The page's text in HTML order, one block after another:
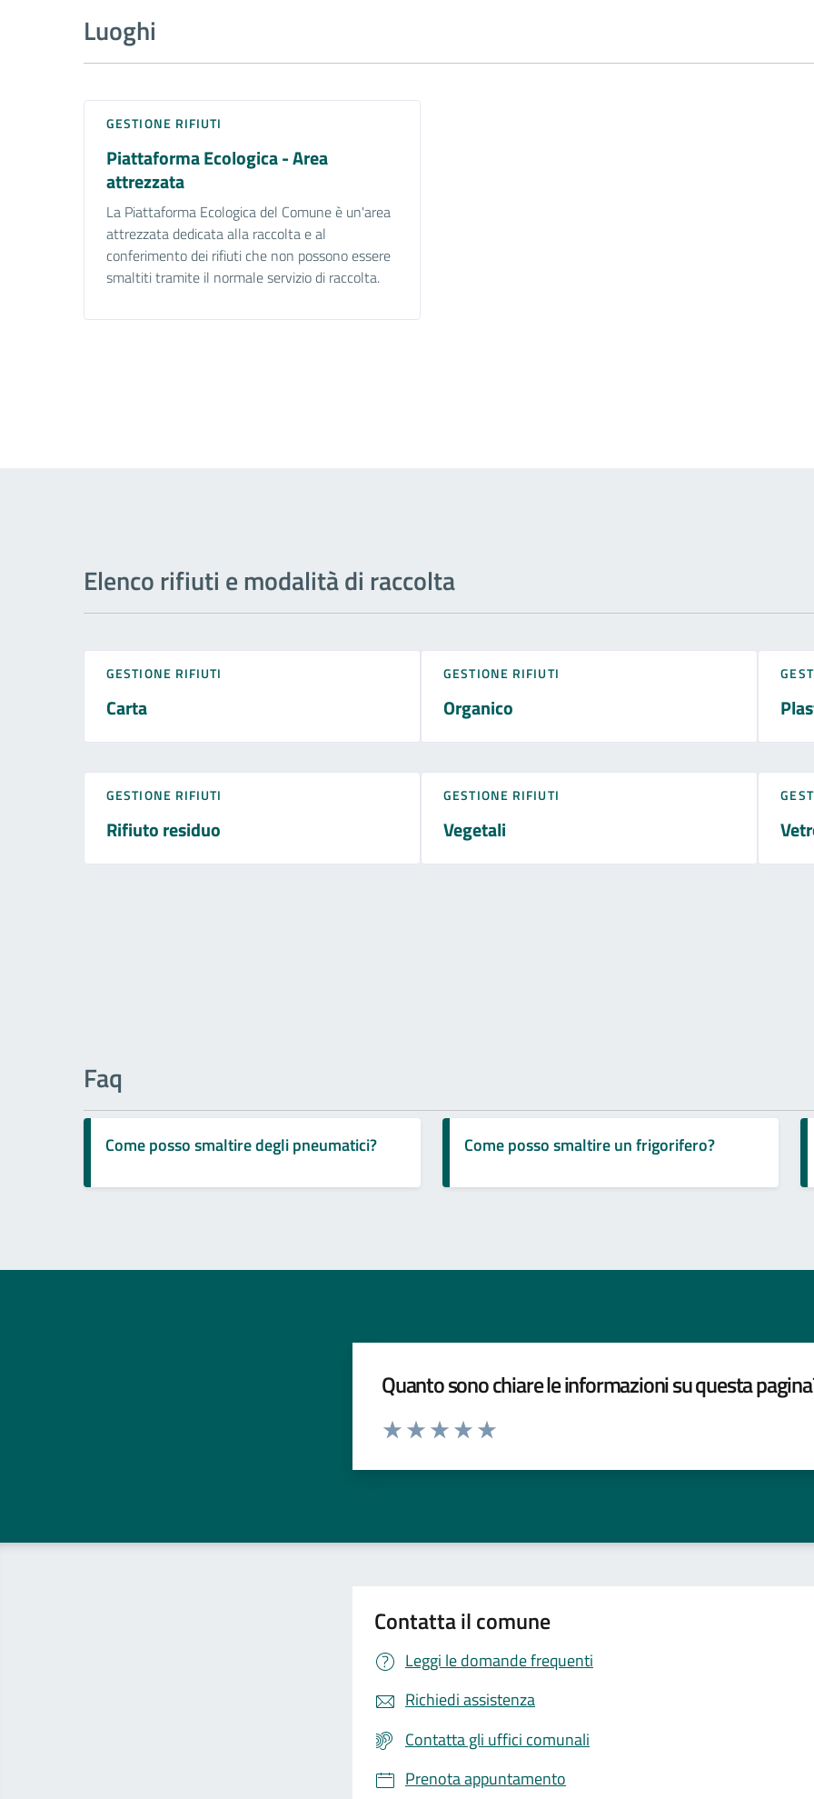
Luoghi
GESTIONE RIFIUTI
Piattaforma Ecologica - Area
attrezzata
La Piattaforma Ecologica del Comune è un'area
attrezzata dedicata alla raccolta e al
conferimento dei rifiuti che non possono essere
smaltiti tramite il normale servizio di raccolta.
Elenco rifiuti e modalità di raccolta
GESTIONE RIFIUTI
Carta
GESTIONE RIFIUTI
Organico
GESTIONE RIFIUTI
Rifiuto residuo
GESTIONE RIFIUTI
Vegetali
Faq
Come posso smaltire degli pneumatici? Come posso smaltire un frigorifero?
Quanto sono chiare le informazioni su questa
Valuta da 1 a 5 stelle la pagina
Contatta il comune
Leggi le domande frequenti
Richiedi assistenza
Contatta gli uffici comunali
Prenota appuntamento